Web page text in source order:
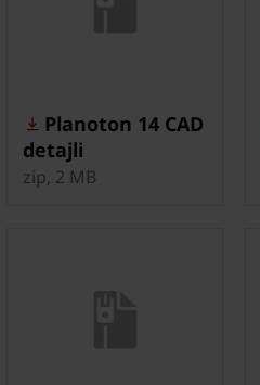
Planoton 14 CAD
detajli
zip, 2 MB